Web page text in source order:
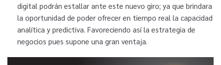
digital podrán estallar ante este nuevo giro; ya que brindara
la oportunidad de poder ofrecer en tiempo real la capacidad
analítica y predictiva. Favoreciendo así la estrategia de
negocios pues supone una gran ventaja.